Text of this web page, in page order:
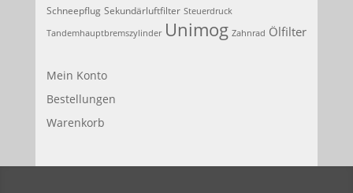
Schneepflug Sekundärluftfilter Steuerdruck
Tandemhauptbremszylinder Unimog Zahnrad Ölfilter
Mein Konto
Bestellungen
Warenkorb